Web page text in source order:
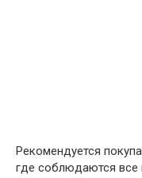
Рекомендуется
где соблюдаются все